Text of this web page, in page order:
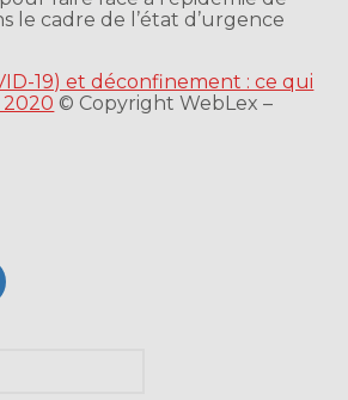
le cadre de l’état d’urgence
19) et déconfinement : ce qui
© Copyright WebLex –